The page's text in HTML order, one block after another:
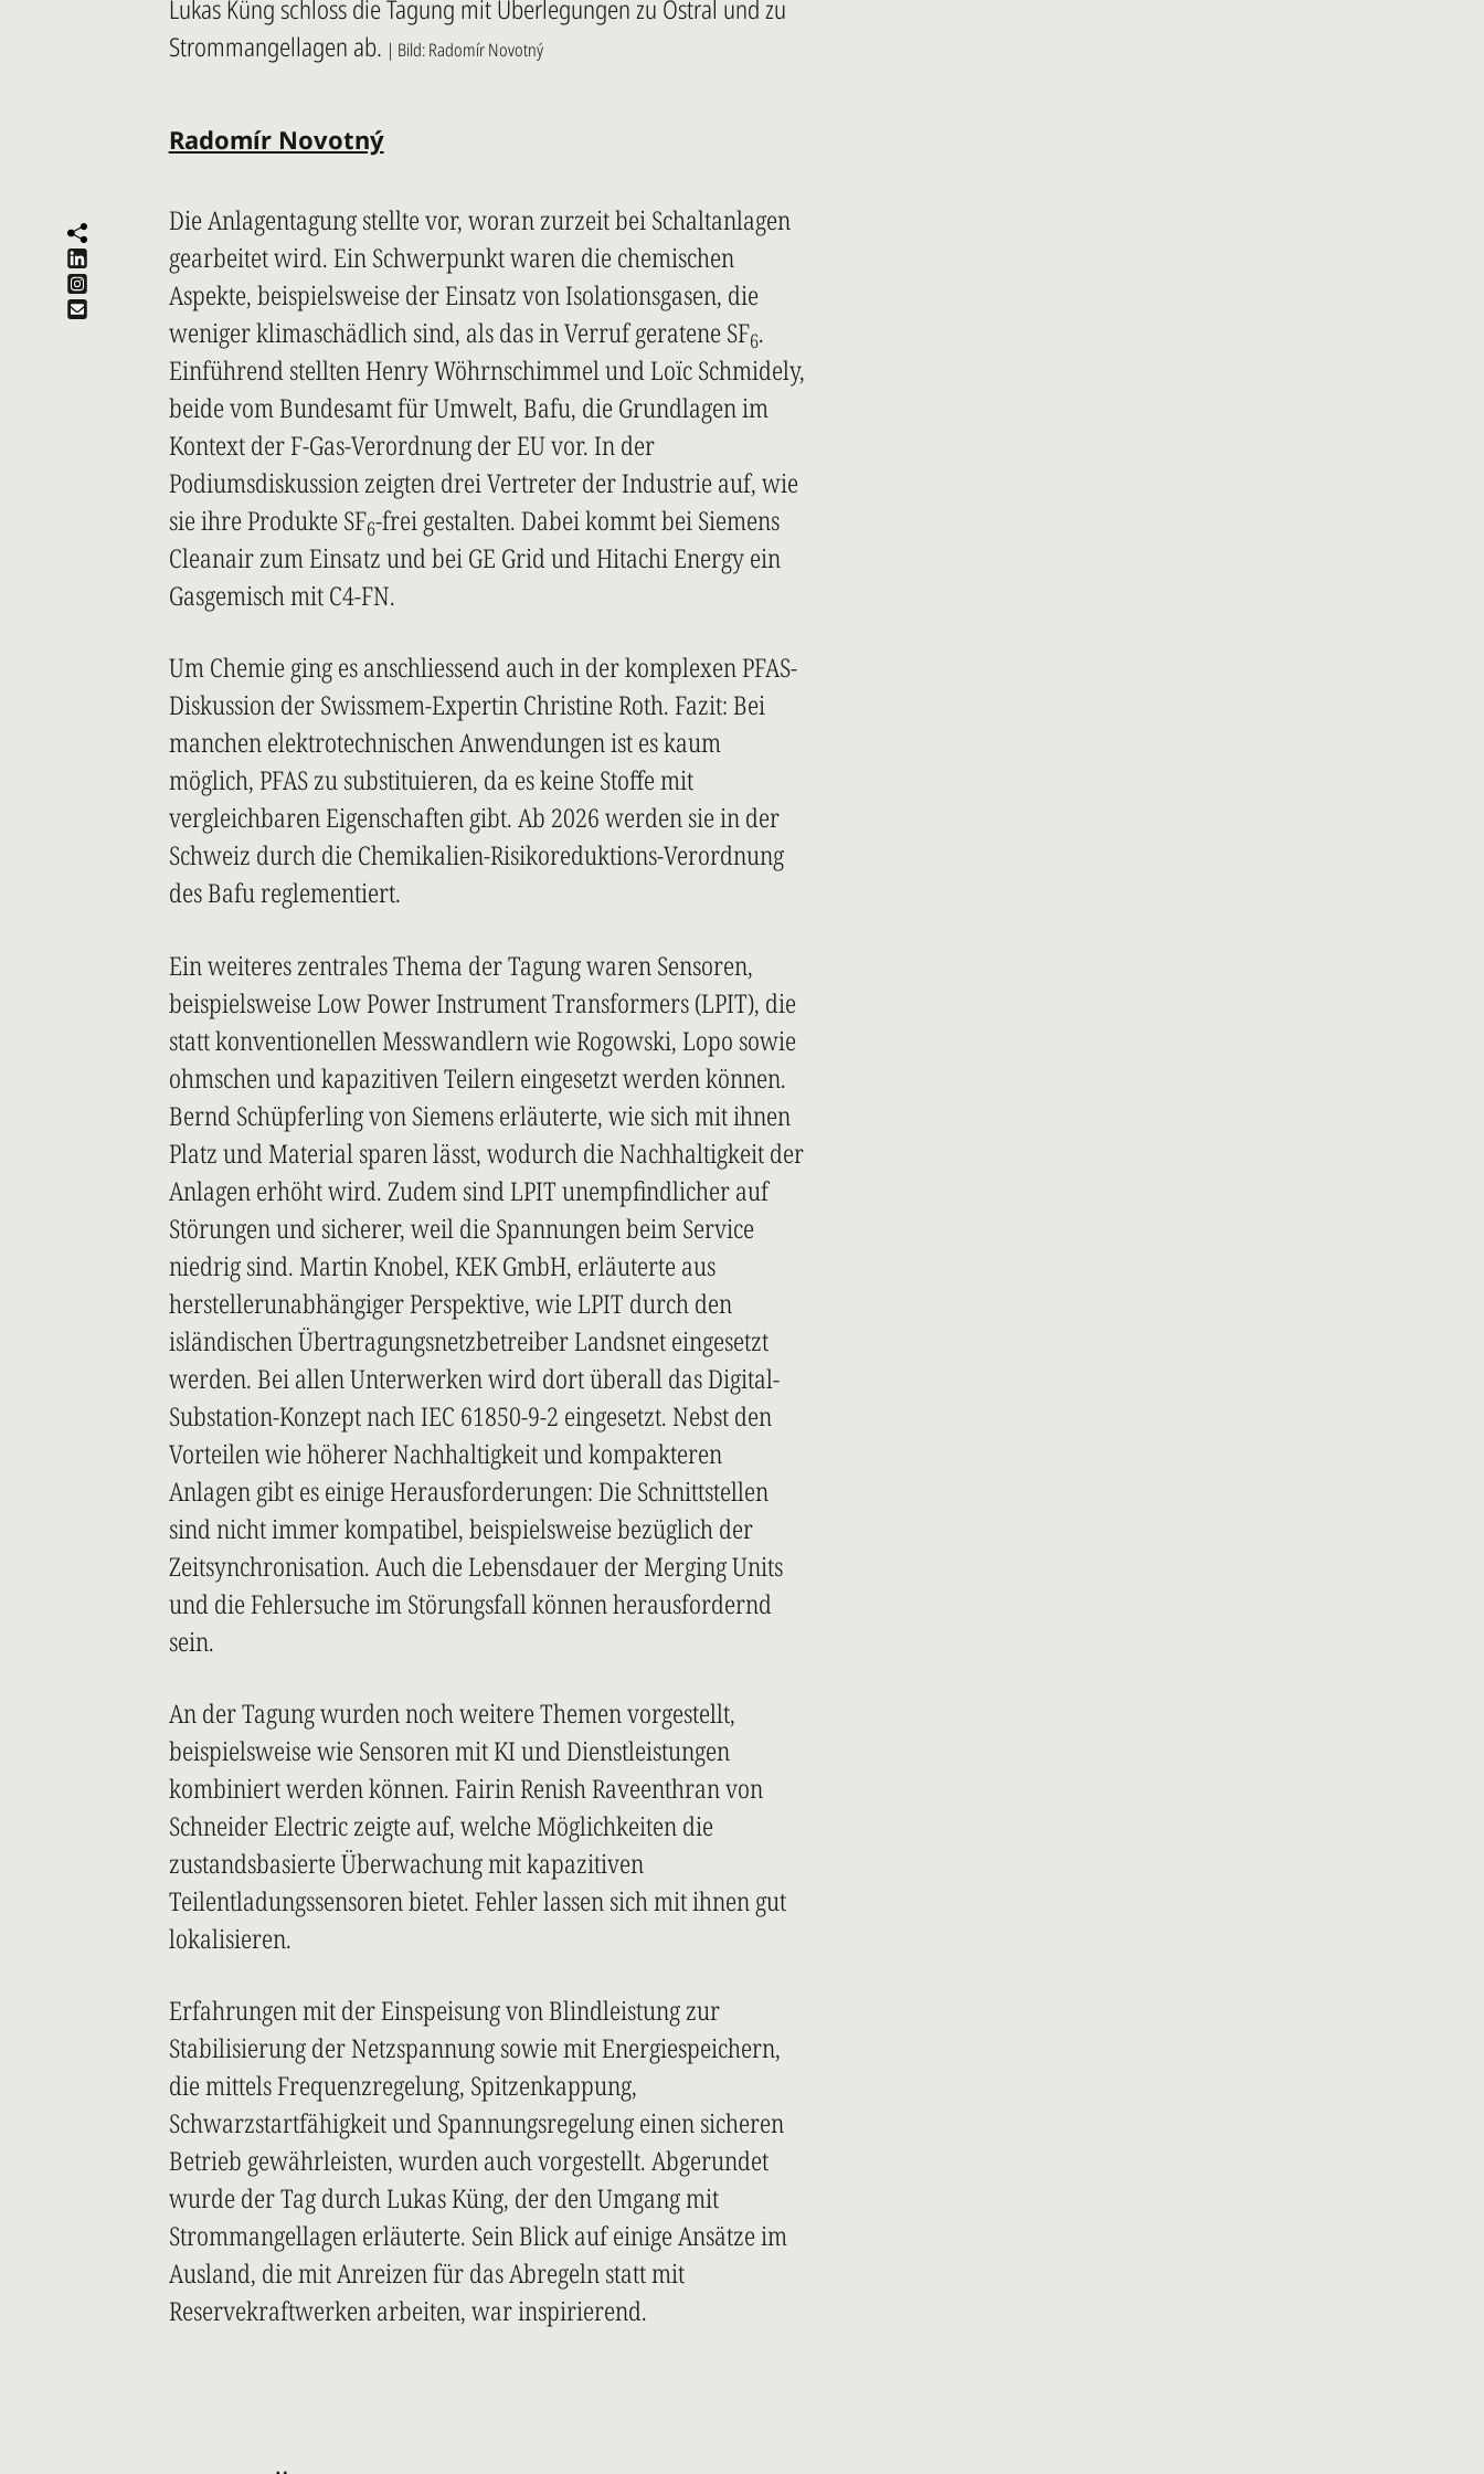
Lukas Küng schloss die Tagung mit Überlegungen zu Ostral und zu
Strommangellagen ab. | Bild: Radomír Novotný
Radomír Novotný
Die Anlagentagung stellte vor, woran zurzeit bei Schaltanlagen
gearbeitet wird. Ein Schwerpunkt waren die chemischen
Aspekte, beispielsweise der Einsatz von Isolationsgasen, die
weniger klimaschädlich sind, als das in Verruf geratene SF6.
Einführend stellten Henry Wöhrnschimmel und Loïc Schmidely,
beide vom Bundesamt für Umwelt, Bafu, die Grundlagen im
Kontext der F-Gas-Verordnung der EU vor. In der
Podiumsdiskussion zeigten drei Vertreter der Industrie auf, wie
sie ihre Produkte SF6-frei gestalten. Dabei kommt bei Siemens
Cleanair zum Einsatz und bei GE Grid und Hitachi Energy ein
Gasgemisch mit C4-FN.
Um Chemie ging es anschliessend auch in der komplexen PFAS-
Diskussion der Swissmem-Expertin Christine Roth. Fazit: Bei
manchen elektrotechnischen Anwendungen ist es kaum
möglich, PFAS zu substituieren, da es keine Stoffe mit
vergleichbaren Eigenschaften gibt. Ab 2026 werden sie in der
Schweiz durch die Chemikalien-Risikoreduktions-Verordnung
des Bafu reglementiert.
Ein weiteres zentrales Thema der Tagung waren Sensoren,
beispielsweise Low Power Instrument Transformers (LPIT), die
statt konventionellen Messwandlern wie Rogowski, Lopo sowie
ohmschen und kapazitiven Teilern eingesetzt werden können.
Bernd Schüpferling von Siemens erläuterte, wie sich mit ihnen
Platz und Material sparen lässt, wodurch die Nachhaltigkeit der
Anlagen erhöht wird. Zudem sind LPIT unempfindlicher auf
Störungen und sicherer, weil die Spannungen beim Service
niedrig sind. Martin Knobel, KEK GmbH, erläuterte aus
herstellerunabhängiger Perspektive, wie LPIT durch den
isländischen Übertragungsnetzbetreiber Landsnet eingesetzt
werden. Bei allen Unterwerken wird dort überall das Digital-
Substation-Konzept nach IEC 61850-9-2 eingesetzt. Nebst den
Vorteilen wie höherer Nachhaltigkeit und kompakteren
Anlagen gibt es einige Herausforderungen: Die Schnittstellen
sind nicht immer kompatibel, beispielsweise bezüglich der
Zeitsynchronisation. Auch die Lebensdauer der Merging Units
und die Fehlersuche im Störungsfall können herausfordernd
sein.
An der Tagung wurden noch weitere Themen vorgestellt,
beispielsweise wie Sensoren mit KI und Dienstleistungen
kombiniert werden können. Fairin Renish Raveenthran von
Schneider Electric zeigte auf, welche Möglichkeiten die
zustandsbasierte Überwachung mit kapazitiven
Teilentladungssensoren bietet. Fehler lassen sich mit ihnen gut
lokalisieren.
Erfahrungen mit der Einspeisung von Blindleistung zur
Stabilisierung der Netzspannung sowie mit Energiespeichern,
die mittels Frequenzregelung, Spitzenkappung,
Schwarzstartfähigkeit und Spannungsregelung einen sicheren
Betrieb gewährleisten, wurden auch vorgestellt. Abgerundet
wurde der Tag durch Lukas Küng, der den Umgang mit
Strommangellagen erläuterte. Sein Blick auf einige Ansätze im
Ausland, die mit Anreizen für das Abregeln statt mit
Reservekraftwerken arbeiten, war inspirierend.